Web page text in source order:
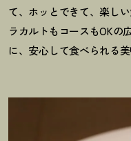
て、ホッとできて、楽し
ラカルトもコースもOKの
に、安心して食べられる